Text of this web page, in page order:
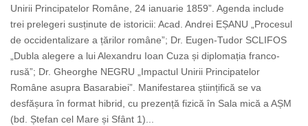
Unirii Principatelor Române, 24 ianuarie 1859”. Agenda include
trei prelegeri susținute de istoricii: Acad. Andrei EȘANU „Procesul
de occidentalizare a țărilor române”; Dr. Eugen-Tudor SCLIFOS
„Dubla alegere a lui Alexandru Ioan Cuza și diplomația franco-
rusă”; Dr. Gheorghe NEGRU „Impactul Unirii Principatelor
Române asupra Basarabiei”. Manifestarea științifică se va
desfășura în format hibrid, cu prezență fizică în Sala mică a AȘM
(bd. Ștefan cel Mare și Sfânt 1)...